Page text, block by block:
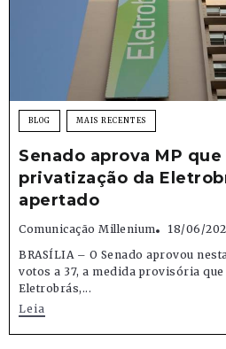
BLOG MAIS RECENTES
Senado aprova MP
privatização da
apertado
Comunicação Millenium
18/06/
BRASÍLIA – O Senado aprovou
votos a 37, a medida provisória
Eletrobrás,...
Leia